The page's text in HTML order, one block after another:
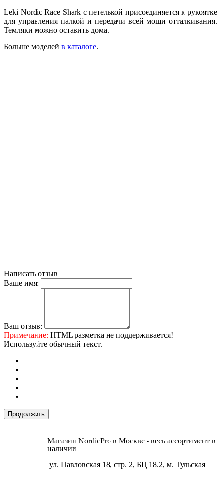
Leki Nordic Race Shark с петелькой присоединяется к рукоятке
для управления палкой и передачи всей мощи отталкивания.
Темляки можно оставить дома.
Больше моделей в каталоге.
Написать отзыв
Ваше имя:
Ваш отзыв:
Примечание: HTML разметка не поддерживается!
Используйте обычный текст.
Продолжить
Магазин NordicPro в Москве - весь ассортимент в
наличии
ул. Павловская 18, стр. 2, БЦ 18.2, м. Тульская